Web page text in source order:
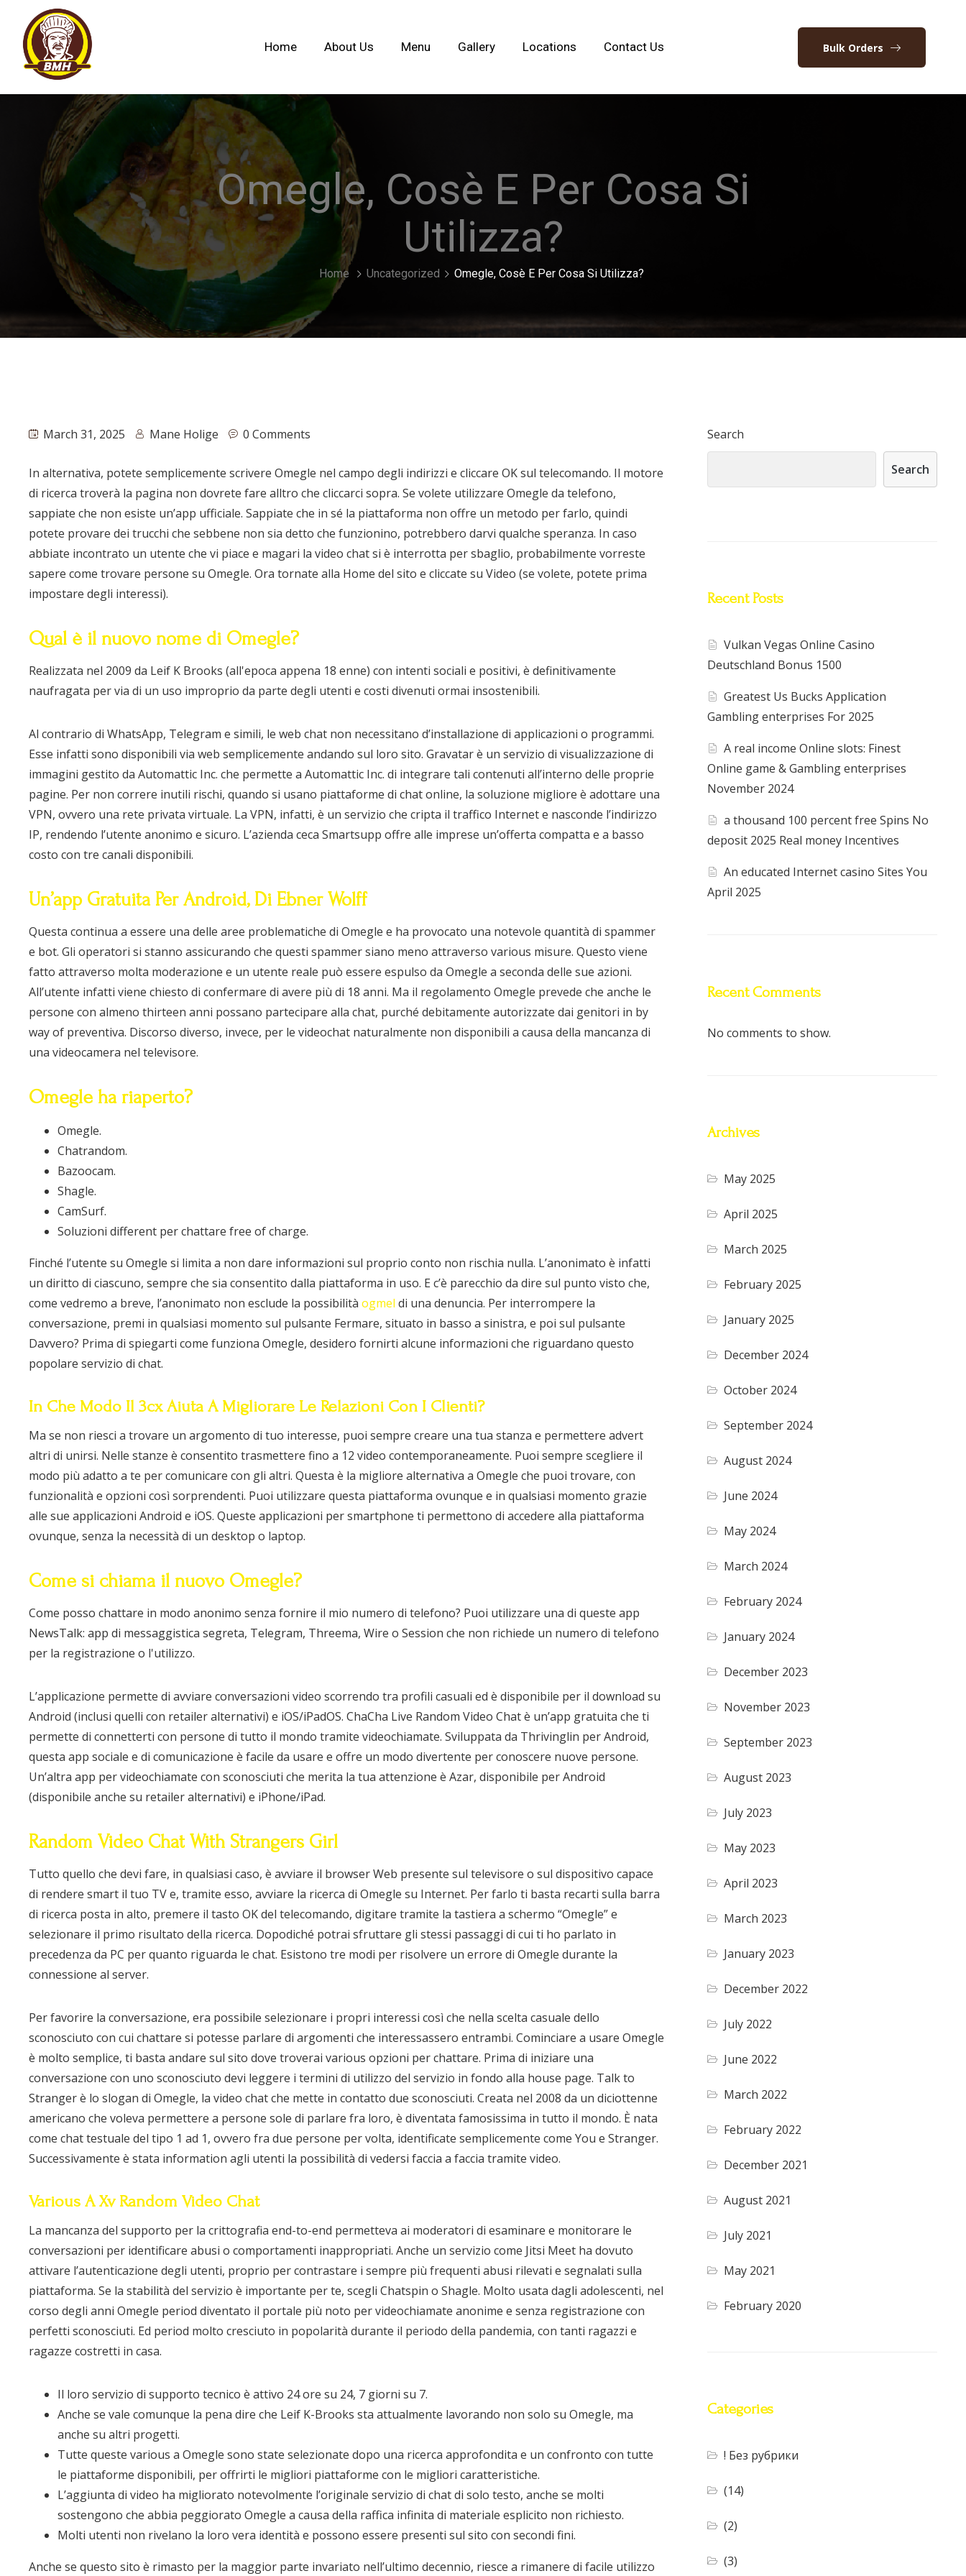
Home About Us Menu Gallery Locations Contact Us Bulk Orders
Omegle, Cosè E Per Cosa Si
Utilizza?
Home Uncategorized Omegle, Cosè E Per Cosa Si Utilizza?
March 31, 2025 Mane Holige 0 Comments
In alternativa, potete semplicemente scrivere Omegle nel campo degli indirizzi e cliccare OK sul telecomando. Il motore
di ricerca troverà la pagina non dovrete fare alltro che cliccarci sopra. Se volete utilizzare Omegle da telefono,
sappiate che non esiste un’app ufficiale. Sappiate che in sé la piattaforma non offre un metodo per farlo, quindi
potete provare dei trucchi che sebbene non sia detto che funzionino, potrebbero darvi qualche speranza. In caso
abbiate incontrato un utente che vi piace e magari la video chat si è interrotta per sbaglio, probabilmente vorreste
sapere come trovare persone su Omegle. Ora tornate alla Home del sito e cliccate su Video (se volete, potete prima
impostare degli interessi).
Qual è il nuovo nome di Omegle?
Realizzata nel 2009 da Leif K Brooks (all'epoca appena 18 enne) con intenti sociali e positivi, è definitivamente
naufragata per via di un uso improprio da parte degli utenti e costi divenuti ormai insostenibili.
Al contrario di WhatsApp, Telegram e simili, le web chat non necessitano d’installazione di applicazioni o programmi.
Esse infatti sono disponibili via web semplicemente andando sul loro sito. Gravatar è un servizio di visualizzazione di
immagini gestito da Automattic Inc. che permette a Automattic Inc. di integrare tali contenuti all’interno delle proprie
pagine. Per non correre inutili rischi, quando si usano piattaforme di chat online, la soluzione migliore è adottare una
VPN, ovvero una rete privata virtuale. La VPN, infatti, è un servizio che cripta il traffico Internet e nasconde l’indirizzo
IP, rendendo l’utente anonimo e sicuro. L’azienda ceca Smartsupp offre alle imprese un’offerta compatta e a basso
costo con tre canali disponibili.
Un’app Gratuita Per Android, Di Ebner Wolff
Questa continua a essere una delle aree problematiche di Omegle e ha provocato una notevole quantità di spammer
e bot. Gli operatori si stanno assicurando che questi spammer siano meno attraverso various misure. Questo viene
fatto attraverso molta moderazione e un utente reale può essere espulso da Omegle a seconda delle sue azioni.
All’utente infatti viene chiesto di confermare di avere più di 18 anni. Ma il regolamento Omegle prevede che anche le
persone con almeno thirteen anni possano partecipare alla chat, purché debitamente autorizzate dai genitori in by
way of preventiva. Discorso diverso, invece, per le videochat naturalmente non disponibili a causa della mancanza di
una videocamera nel televisore.
Omegle ha riaperto?
Omegle.
Chatrandom.
Bazoocam.
Shagle.
CamSurf.
Soluzioni different per chattare free of charge.
Finché l’utente su Omegle si limita a non dare informazioni sul proprio conto non rischia nulla. L’anonimato è infatti
un diritto di ciascuno, sempre che sia consentito dalla piattaforma in uso. E c’è parecchio da dire sul punto visto che,
come vedremo a breve, l’anonimato non esclude la possibilità ogmel di una denuncia. Per interrompere la
conversazione, premi in qualsiasi momento sul pulsante Fermare, situato in basso a sinistra, e poi sul pulsante
Davvero? Prima di spiegarti come funziona Omegle, desidero fornirti alcune informazioni che riguardano questo
popolare servizio di chat.
In Che Modo Il 3cx Aiuta A Migliorare Le Relazioni Con I Clienti?
Ma se non riesci a trovare un argomento di tuo interesse, puoi sempre creare una tua stanza e permettere advert
altri di unirsi. Nelle stanze è consentito trasmettere fino a 12 video contemporaneamente. Puoi sempre scegliere il
modo più adatto a te per comunicare con gli altri. Questa è la migliore alternativa a Omegle che puoi trovare, con
funzionalità e opzioni così sorprendenti. Puoi utilizzare questa piattaforma ovunque e in qualsiasi momento grazie
alle sue applicazioni Android e iOS. Queste applicazioni per smartphone ti permettono di accedere alla piattaforma
ovunque, senza la necessità di un desktop o laptop.
Come si chiama il nuovo Omegle?
Come posso chattare in modo anonimo senza fornire il mio numero di telefono? Puoi utilizzare una di queste app
NewsTalk: app di messaggistica segreta, Telegram, Threema, Wire o Session che non richiede un numero di telefono
per la registrazione o l'utilizzo.
L’applicazione permette di avviare conversazioni video scorrendo tra profili casuali ed è disponibile per il download su
Android (inclusi quelli con retailer alternativi) e iOS/iPadOS. ChaCha Live Random Video Chat è un’app gratuita che ti
permette di connetterti con persone di tutto il mondo tramite videochiamate. Sviluppata da Thrivinglin per Android,
questa app sociale e di comunicazione è facile da usare e offre un modo divertente per conoscere nuove persone.
Un’altra app per videochiamate con sconosciuti che merita la tua attenzione è Azar, disponibile per Android
(disponibile anche su retailer alternativi) e iPhone/iPad.
Random Video Chat With Strangers Girl
Tutto quello che devi fare, in qualsiasi caso, è avviare il browser Web presente sul televisore o sul dispositivo capace
di rendere smart il tuo TV e, tramite esso, avviare la ricerca di Omegle su Internet. Per farlo ti basta recarti sulla barra
di ricerca posta in alto, premere il tasto OK del telecomando, digitare tramite la tastiera a schermo “Omegle” e
selezionare il primo risultato della ricerca. Dopodiché potrai sfruttare gli stessi passaggi di cui ti ho parlato in
precedenza da PC per quanto riguarda le chat. Esistono tre modi per risolvere un errore di Omegle durante la
connessione al server.
Per favorire la conversazione, era possibile selezionare i propri interessi così che nella scelta casuale dello
sconosciuto con cui chattare si potesse parlare di argomenti che interessassero entrambi. Cominciare a usare Omegle
è molto semplice, ti basta andare sul sito dove troverai various opzioni per chattare. Prima di iniziare una
conversazione con uno sconosciuto devi leggere i termini di utilizzo del servizio in fondo alla house page. Talk to
Stranger è lo slogan di Omegle, la video chat che mette in contatto due sconosciuti. Creata nel 2008 da un diciottenne
americano che voleva permettere a persone sole di parlare fra loro, è diventata famosissima in tutto il mondo. È nata
come chat testuale del tipo 1 ad 1, ovvero fra due persone per volta, identificate semplicemente come You e Stranger.
Successivamente è stata information agli utenti la possibilità di vedersi faccia a faccia tramite video.
Various A Xv Random Video Chat
La mancanza del supporto per la crittografia end-to-end permetteva ai moderatori di esaminare e monitorare le
conversazioni per identificare abusi o comportamenti inappropriati. Anche un servizio come Jitsi Meet ha dovuto
attivare l’autenticazione degli utenti, proprio per contrastare i sempre più frequenti abusi rilevati e segnalati sulla
piattaforma. Se la stabilità del servizio è importante per te, scegli Chatspin o Shagle. Molto usata dagli adolescenti, nel
corso degli anni Omegle period diventato il portale più noto per videochiamate anonime e senza registrazione con
perfetti sconosciuti. Ed period molto cresciuto in popolarità durante il periodo della pandemia, con tanti ragazzi e
ragazze costretti in casa.
Il loro servizio di supporto tecnico è attivo 24 ore su 24, 7 giorni su 7.
Anche se vale comunque la pena dire che Leif K-Brooks sta attualmente lavorando non solo su Omegle, ma
anche su altri progetti.
Tutte queste various a Omegle sono state selezionate dopo una ricerca approfondita e un confronto con tutte
le piattaforme disponibili, per offrirti le migliori piattaforme con le migliori caratteristiche.
L’aggiunta di video ha migliorato notevolmente l’originale servizio di chat di solo testo, anche se molti
sostengono che abbia peggiorato Omegle a causa della raffica infinita di materiale esplicito non richiesto.
Molti utenti non rivelano la loro vera identità e possono essere presenti sul sito con secondi fini.
Anche se questo sito è rimasto per la maggior parte invariato nell’ultimo decennio, riesce a rimanere di facile utilizzo
Search
Search
Recent Posts
Vulkan Vegas Online Casino
Deutschland Bonus 1500
Greatest Us Bucks Application
Gambling enterprises For 2025
A real income Online slots: Finest
Online game & Gambling enterprises
November 2024
a thousand 100 percent free Spins No
deposit 2025 Real money Incentives
An educated Internet casino Sites You
April 2025
Recent Comments
No comments to show.
Archives
May 2025
April 2025
March 2025
February 2025
January 2025
December 2024
October 2024
September 2024
August 2024
June 2024
May 2024
March 2024
February 2024
January 2024
December 2023
November 2023
September 2023
August 2023
July 2023
May 2023
April 2023
March 2023
January 2023
December 2022
July 2022
June 2022
March 2022
February 2022
December 2021
August 2021
July 2021
May 2021
February 2020
Categories
! Без рубрики
(14)
(2)
(3)